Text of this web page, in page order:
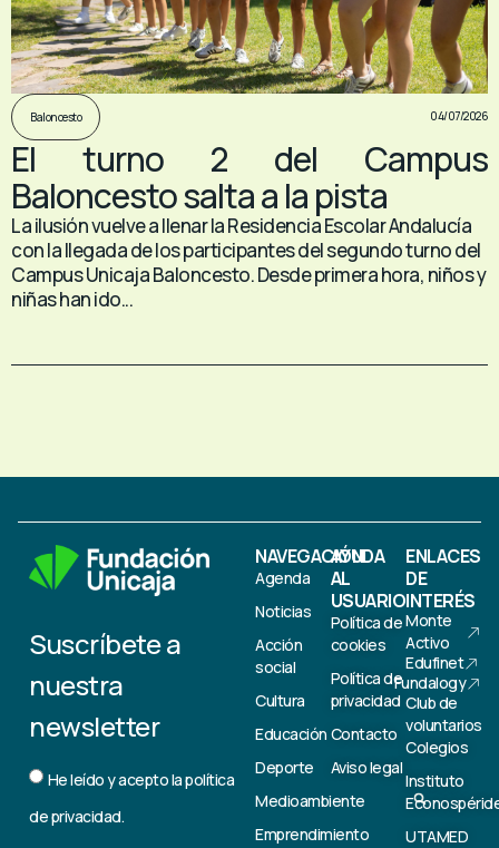
Baloncesto 04/07/2026
El turno 2 del Campus
Baloncesto salta a la pista
La ilusión vuelve a llenar la Residencia Escolar Andalucía
con la llegada de los participantes del segundo turno del
Campus Unicaja Baloncesto. Desde primera hora, niños y
niñas han ido...
Suscríbete a
nuestra
newsletter
He leído y acepto lapolítica
de privacidad.
NAVEGACIÓN
Agenda
Noticias
Acción
social
Cultura
Educación
Deporte
Medioambiente
Emprendimiento
AYUDA
AL
USUARIO
Política de
cookies
Política de
privacidad
Contacto
Aviso legal
ENLACES
DE
INTERÉS
Monte
Activo
Edufinet
Fundalogy
Club de
voluntarios
Colegios
Instituto
UTAMED